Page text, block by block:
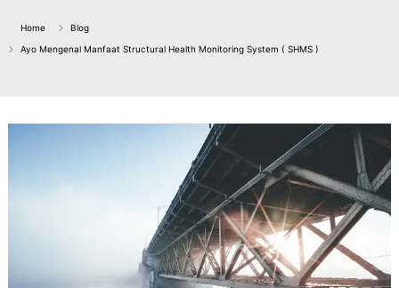
Home
Blog
Ayo Mengenal Manfaat Structural Health Monitoring System ( SHMS )